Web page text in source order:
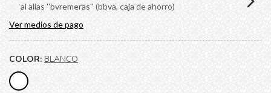
al alias ''bvremeras'' (bbva, caja de ahorro)
Ver medios de pago
COLOR: BLANCO